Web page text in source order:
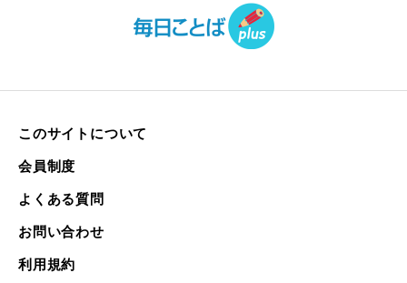
このサイトについて
会員制度
よくある質問
お問い合わせ
利用規約